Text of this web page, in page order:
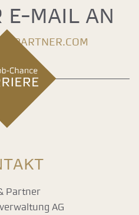
Mail an
Partner
AG